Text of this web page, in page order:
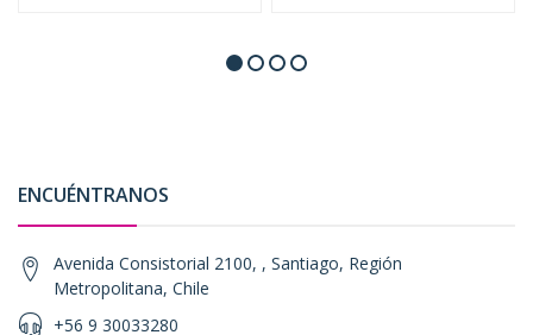
ENCUÉNTRANOS
Avenida Consistorial 2100, , Santiago, Región
Metropolitana, Chile
+56 9 30033280